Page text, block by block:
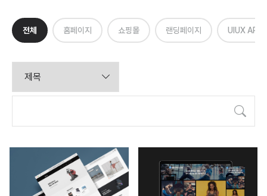
전체 홈페이지 쇼핑몰 랜딩페이지 UIUX APP
검색